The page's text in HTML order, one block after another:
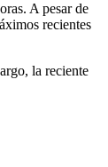
A pesar de
recientes
la reciente